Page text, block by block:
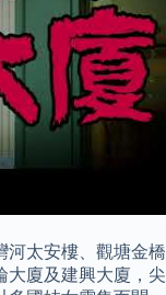
河太安樓、觀塘金橋
大廈及建興大廈，尖